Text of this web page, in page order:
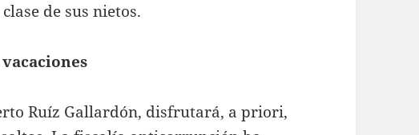
de sus nietos.
Ruíz Gallardón, disfrutará, a priori,